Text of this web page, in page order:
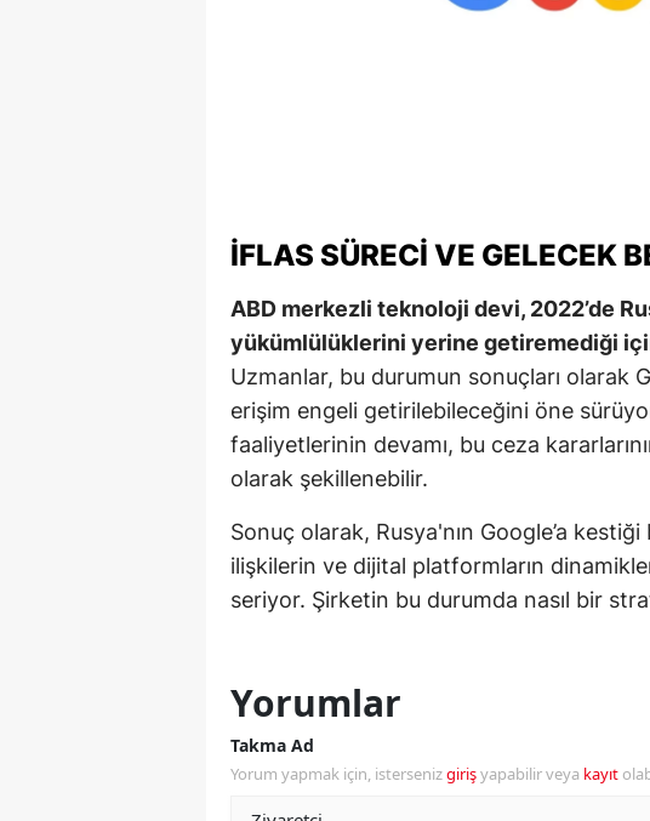
Samsun
Tokat
Trabzon
Şanlıurfa
Uşak
Yozgat
Zonguldak
İFLAS SÜRECI VE GELECEK
ABD merkezli teknoloji devi, 2022’de
yükümlülüklerini yerine getiremediği
Uzmanlar, bu durumun sonuçları olarak
erişim engeli getirilebileceğini öne
faaliyetlerinin devamı, bu ceza
olarak şekillenebilir.
Sonuç olarak, Rusya'nın Google’a kestiği
ilişkilerin ve dijital platformların
seriyor. Şirketin bu durumda nasıl bir
Yorumlar
Takma Ad
Yorum yapmak için, istersenizgirişyapabilir veya kayıt